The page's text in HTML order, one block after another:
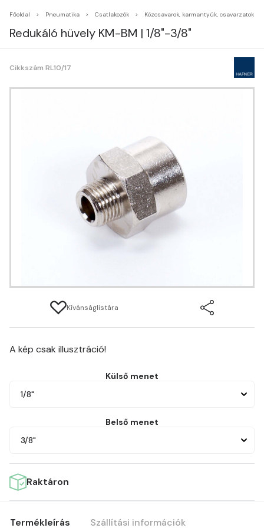
Főoldal Pneumatika Csatlakozók Közcsavarok, karmantyúk, csavarzatok
Redukáló hüvely KM-BM | 1/8"-3/8"
Cikkszám RL10/17
Kívánságlistára
A kép csak illusztráció!
Külső menet
1/8"
Belső menet
3/8"
Raktáron
Termékleírás Szállítási információk